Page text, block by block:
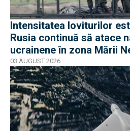
Intensitatea loviturilor
Rusia continuă să atace
ucrainene în zona Mării
03 AUGUST 2026